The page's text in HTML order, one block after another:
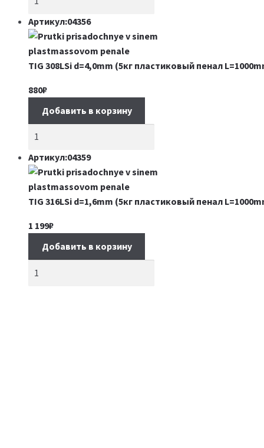
Артикул:04356
TIG 308LSi d=4,0mm (5кг пластиковый пенал
880₽
Добавить в корзину
Артикул:04359
TIG 316LSi d=1,6mm (5кг пластиковый пенал
1 199₽
Добавить в корзину